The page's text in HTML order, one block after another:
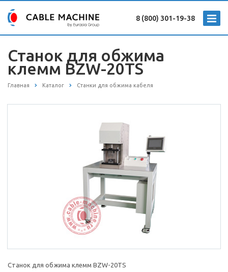
8 (800) 301-19-38
Станок для обжима
клемм BZW-20TS
Главная Каталог Станки для обжима кабеля
Станок для обжима клемм BZW-20TS